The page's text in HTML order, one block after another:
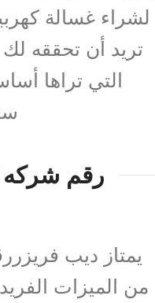
لشراء غسالة
تريد أن تحققه
التي تراها
رقم شركه
يمتاز ديب
من الميزات